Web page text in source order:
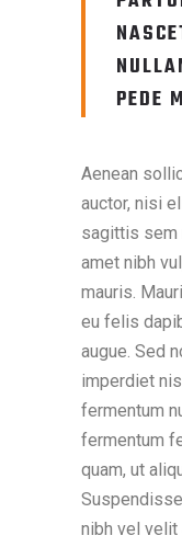
PEDE
Aenean
auctor, nisi
sagittis sem
amet nibh
mauris.
eu felis
augue. Sed
imperdiet
fermentum
fermentum
quam, ut
nibh vel velit